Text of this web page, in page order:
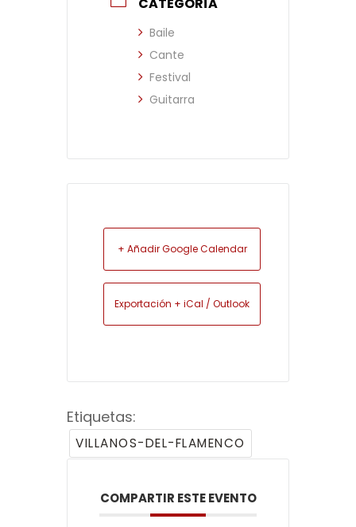
Baile
Cante
Festival
Guitarra
+ Añadir Google Calendar
Exportación + iCal / Outlook
Etiquetas:
VILLANOS-DEL-FLAMENCO
COMPARTIR ESTE EVENTO